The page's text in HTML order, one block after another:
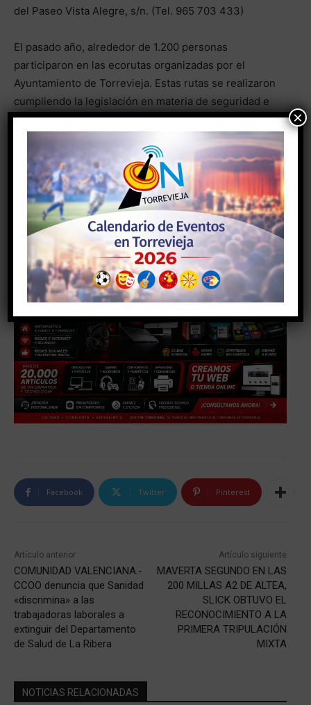
del Paseo Vista Alegre, s/n. (Tel. 965 703 433)
El pasado año, alrededor de 1.200 personas
participaron en las ecorutas organizadas por el
Ayuntamiento de Torrevieja. Estas rutas se realizaron
cumpliendo la legislación en materia de seguridad e
higiene, como distancia de seguridad, uso de
mascarillas y geles hidroalcohólicos, etc.
- Anuncio -
Facebook Twitter Pinterest
Artículo anterior
COMUNIDAD VALENCIANA.-
CCOO denuncia que Sanidad
«discrimina» a las
trabajadoras laborales a
extinguir del Departamento
de Salud de La Ribera
Artículo siguiente
MAVERTA SEGUNDO EN LAS
200 MILLAS A2 DE ALTEA,
SLICK OBTUVO EL
RECONOCIMIENTO A LA
PRIMERA TRIPULACIÓN
MIXTA
NOTICIAS RELACIONADAS
×